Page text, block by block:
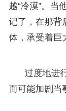
越“冷漠”。当
记了，在那背
体，承受着巨
过度地进
而可能加剧当